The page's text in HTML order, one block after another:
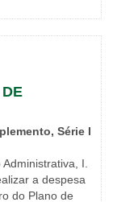
Série I
I.
a despesa
do Plano de